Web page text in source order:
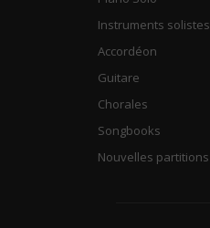
Instruments solistes
Accordéon
Guitare
Chorales
Songbooks
Nouvelles partitions